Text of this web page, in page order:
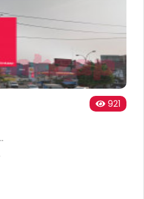
921
- per5an Caman A